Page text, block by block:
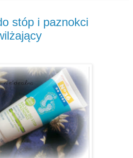
stóp i paznokci